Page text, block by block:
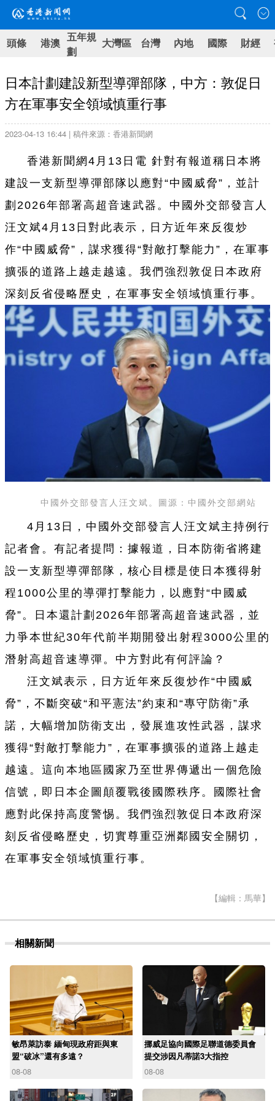
頭條 港澳 五年規
劃
大灣區 台灣 內地 國際 財經
日本計劃建設新型導彈部隊，中方：敦促日
方在軍事安全領域慎重行事
2023-04-13 16:44 | 稿件來源：香港新聞網
香港新聞網4月13日電 針對有報道稱日本將
建設一支新型導彈部隊以應對“中國威脅”，並計
劃2026年部署高超音速武器。中國外交部發言人
汪文斌4月13日對此表示，日方近年來反復炒
作“中國威脅”，謀求獲得“對敵打擊能力”，在軍事
擴張的道路上越走越遠。我們強烈敦促日本政府
深刻反省侵略歷史，在軍事安全領域慎重行事。
中國外交部發言人汪文斌。圖源：中國外交部網站
4月13日，中國外交部發言人汪文斌主持例行
記者會。有記者提問：據報道，日本防衛省將建
設一支新型導彈部隊，核心目標是使日本獲得射
程1000公里的導彈打擊能力，以應對“中國威
脅”。日本還計劃2026年部署高超音速武器，並
力爭本世紀30年代前半期開發出射程3000公里的
潛射高超音速導彈。中方對此有何評論？
汪文斌表示，日方近年來反復炒作“中國威
脅”，不斷突破“和平憲法”約束和“專守防衛”承
諾，大幅增加防衛支出，發展進攻性武器，謀求
獲得“對敵打擊能力”，在軍事擴張的道路上越走
越遠。這向本地區國家乃至世界傳遞出一個危險
信號，即日本企圖顛覆戰後國際秩序。國際社會
應對此保持高度警惕。我們強烈敦促日本政府深
刻反省侵略歷史，切實尊重亞洲鄰國安全關切，
在軍事安全領域慎重行事。
【編輯：馬華】
相關新聞
敏昂萊訪泰 緬甸現政府距與東
盟“破冰”還有多遠？
08-08
挪威足協向國際足聯道德委員會
提交涉因凡蒂諾3大指控
08-08